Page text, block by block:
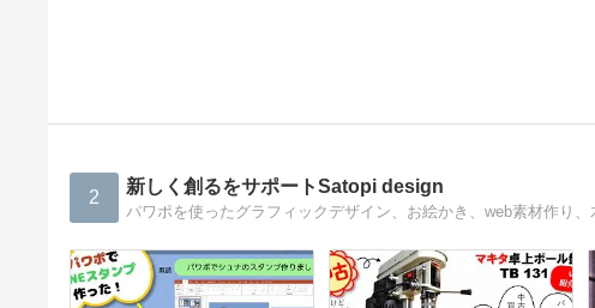
2 新しく創るをサポートSatopi design